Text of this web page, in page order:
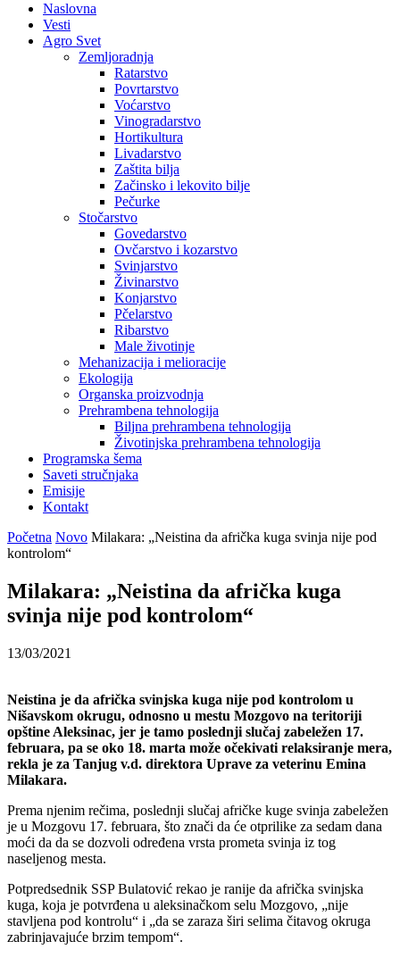
Naslovna
Vesti
Agro Svet
Zemljoradnja
Ratarstvo
Povrtarstvo
Voćarstvo
Vinogradarstvo
Hortikultura
Livadarstvo
Zaštita bilja
Začinsko i lekovito bilje
Pečurke
Stočarstvo
Govedarstvo
Ovčarstvo i kozarstvo
Svinjarstvo
Živinarstvo
Konjarstvo
Pčelarstvo
Ribarstvo
Male životinje
Mehanizacija i melioracije
Ekologija
Organska proizvodnja
Prehrambena tehnologija
Biljna prehrambena tehnologija
Životinjska prehrambena tehnologija
Programska šema
Saveti stručnjaka
Emisije
Kontakt
Početna Novo Milakara: „Neistina da afrička kuga svinja nije pod
kontrolom“
Milakara: „Neistina da afrička kuga
svinja nije pod kontrolom“
13/03/2021
Neistina je da afrička svinjska kuga nije pod kontrolom u
Nišavskom okrugu, odnosno u mestu Mozgovo na teritoriji
opštine Aleksinac, jer je tamo poslednji slučaj zabeležen 17.
februara, pa se oko 18. marta može očekivati relaksiranje mera,
rekla je za Tanjug v.d. direktora Uprave za veterinu Emina
Milakara.
Prema njenim rečima, poslednji slučaj afričke kuge svinja zabeležen
je u Mozgovu 17. februara, što znači da će otprilike za sedam dana
moći da da se dozvoli određena vrsta prometa svinja iz tog
naseljenog mesta.
Potpredsednik SSP Bulatović rekao je ranije da afrička svinjska
kuga, koja je potvrđena u aleksinačkom selu Mozgovo, „nije
stavljena pod kontrolu“ i „da se zaraza širi selima čitavog okruga
zabrinjavajuće brzim tempom“.